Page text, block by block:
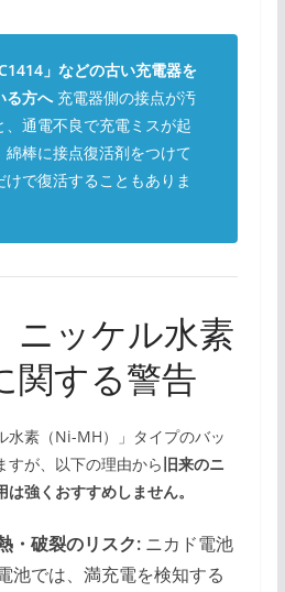
」などの古い充電器を
る方へ充電器側の接点が汚
、通電不良で充電ミスが起
綿棒に接点復活剤をつけて
けで復活することもありま
ニッケル水素
関する警告
水素（Ni-MH）」タイプのバッ
すが、以下の理由から旧来のニ
強くおすすめしません。
・破裂のリスク:ニカド電池
池では、満充電を検知する